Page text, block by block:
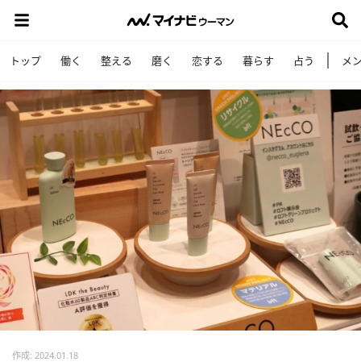
トップ 働く 整える 磨く 恋する 暮らす 占う メ
作成: 2024.01.18